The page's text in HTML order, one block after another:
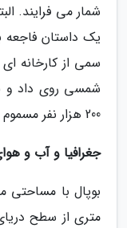
شمار می فرایند.
یک داستان فاجعه
شمسی روی داد و
200 هزار نفر مسموم شدند.
جغرافیا و آب و
متری از سطح